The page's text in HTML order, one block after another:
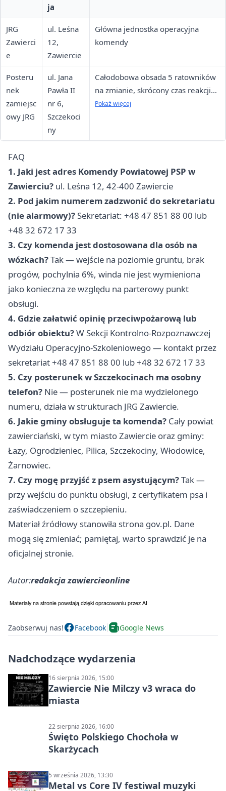
ja
JRG
Zawierci
e
ul. Leśna
12,
Zawiercie
Główna jednostka operacyjna
komendy
Posteru
nek
zamiejsc
owy JRG
ul. Jana
Pawła II
nr 6,
Szczekoci
ny
Całodobowa obsada 5 ratowników
na zmianie, skrócony czas reakcji
dla południowej części powiatu
Pokaż więcej
FAQ
1. Jaki jest adres Komendy Powiatowej PSP w
Zawierciu? ul. Leśna 12, 42-400 Zawiercie
2. Pod jakim numerem zadzwonić do sekretariatu
(nie alarmowy)?Sekretariat: +48 47 851 88 00 lub
+48 32 672 17 33
3. Czy komenda jest dostosowana dla osób na
wózkach?Tak — wejście na poziomie gruntu, brak
progów, pochylnia 6%, winda nie jest wymieniona
jako konieczna ze względu na parterowy punkt
obsługi.
4. Gdzie załatwić opinię przeciwpożarową lub
odbiór obiektu?W Sekcji Kontrolno-Rozpoznawczej
Wydziału Operacyjno-Szkoleniowego — kontakt przez
sekretariat +48 47 851 88 00 lub +48 32 672 17 33
5. Czy posterunek w Szczekocinach ma osobny
telefon? Nie — posterunek nie ma wydzielonego
numeru, działa w strukturach JRG Zawiercie.
6. Jakie gminy obsługuje ta komenda? Cały powiat
zawierciański, w tym miasto Zawiercie oraz gminy:
Łazy, Ogrodzieniec, Pilica, Szczekociny, Włodowice,
Żarnowiec.
7. Czy mogę przyjść z psem asystującym?Tak —
przy wejściu do punktu obsługi, z certyfikatem psa i
zaświadczeniem o szczepieniu.
Materiał źródłowy stanowiła strona gov.pl. Dane
mogą się zmieniać; pamiętaj, warto sprawdzić je na
oficjalnej stronie.
Autor:redakcja zawiercieonline
Zaobserwuj nas! Facebook Google News
Nadchodzące wydarzenia
16 sierpnia 2026, 15:00
Zawiercie Nie Milczy v3 wraca do
miasta
22 sierpnia 2026, 16:00
Święto Polskiego Chochoła w
Skarżycach
5 września 2026, 13:30
Metal vs Core IV festiwal muzyki